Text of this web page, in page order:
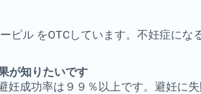
ピル をOTCしています。不妊症にな
が知りたいです
妊成功率は９９％以上です。避妊に